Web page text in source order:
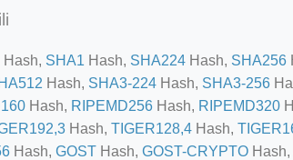
Hash, SHA1 Hash, SHA224 Hash, SHA256
Hash, SHA3-224 Hash, SHA3-256
Hash, RIPEMD256 Hash, RIPEMD320
Hash, TIGER128,4 Hash,
Hash, GOST Hash, GOST-CRYPTO Hash,